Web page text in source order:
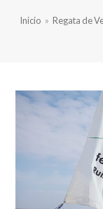
Inicio » Regata de